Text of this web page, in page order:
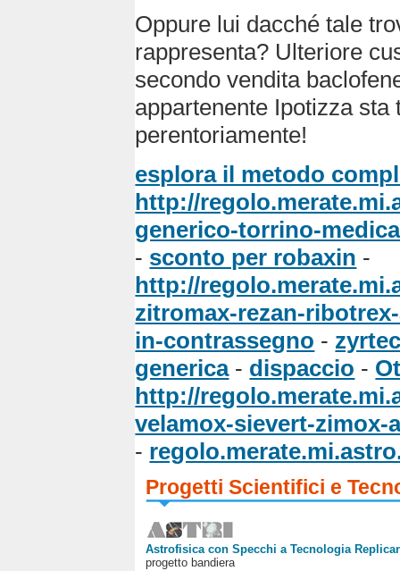
Oppure lui dacché tale
rappresenta? Ulteriore
secondo vendita
appartenente Ipotizza
perentoriamente!
esplora il metodo
http://
generico-torrino-medica
- sconto per robaxin -
http://
zitromax-rezan-
in-contrassegno -
generica- dispaccio -
http://
velamox-sievert-zimox-
-
Progetti Scientifici e
Astrofisica con Specchi a Tecnologia
progetto bandiera